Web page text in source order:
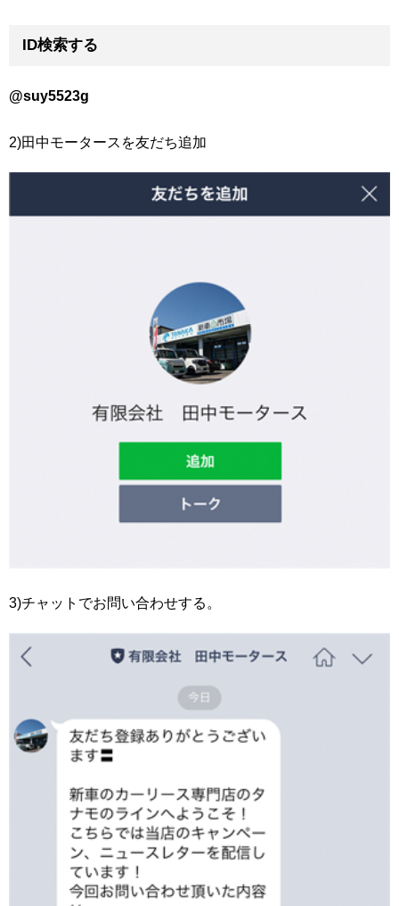
ID検索する
@suy5523g
2)田中モータースを友だち追加
3)チャットでお問い合わせする。